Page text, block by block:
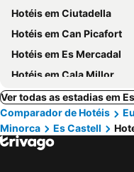
Hotéis em Ciutadella
Hotéis em Can Picafort
Hotéis em Es Mercadal
Hotéis em Cala Millor
Ver todas as estadias em
Comparador de Hotéis
Minorca
Es Castell